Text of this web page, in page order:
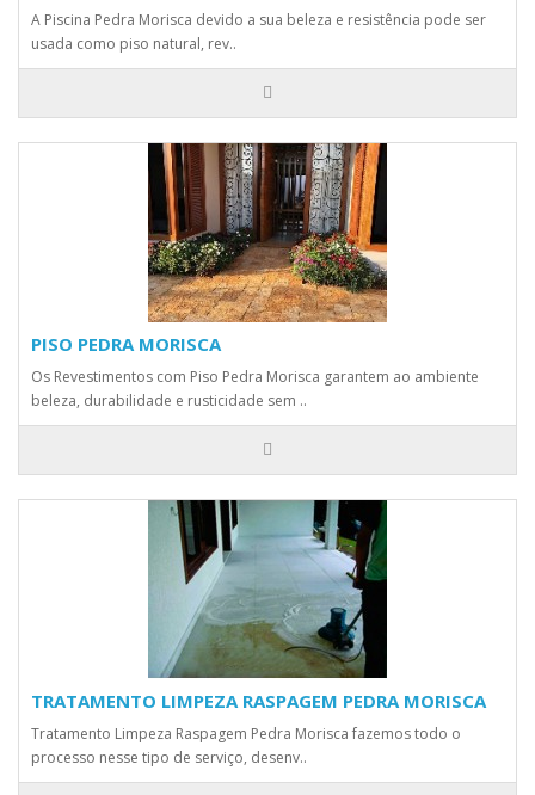
A Piscina Pedra Morisca devido a sua beleza e resistência pode ser
usada como piso natural, rev..
PISO PEDRA MORISCA
Os Revestimentos com Piso Pedra Morisca garantem ao ambiente
beleza, durabilidade e rusticidade sem ..
TRATAMENTO LIMPEZA RASPAGEM PEDRA MORISCA
Tratamento Limpeza Raspagem Pedra Morisca fazemos todo o
processo nesse tipo de serviço, desenv..